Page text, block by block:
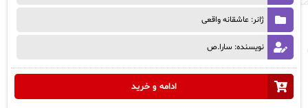
ژانر: عاشقانه واقعی
نویسنده: سارا.ص
ادامه و خرید